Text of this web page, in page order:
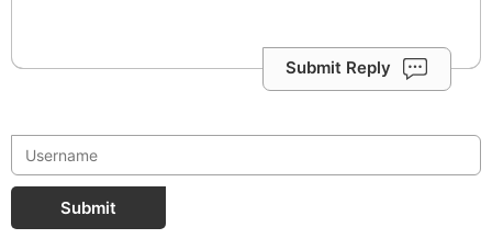
Submit Reply
Submit